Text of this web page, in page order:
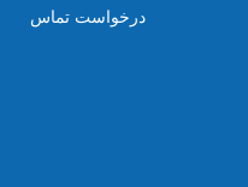
درخواست تماس